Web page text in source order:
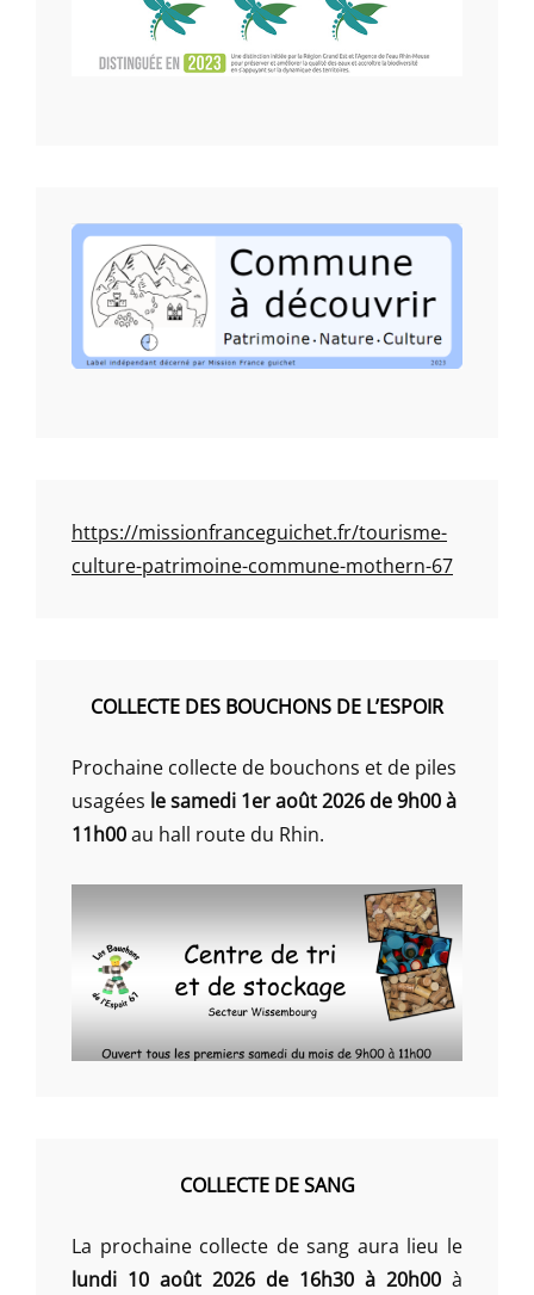
https://missionfranceguichet.fr/tourisme-
culture-patrimoine-commune-mothern-67
COLLECTE DES BOUCHONS DE L’ESPOIR
Prochaine collecte de bouchons et de piles
usagées le samedi 1er août 2026 de 9h00 à
11h00au hall route du Rhin.
COLLECTE DE SANG
La prochaine collecte de sang aura lieu le
lundi 10 août 2026 de 16h30 à 20h00 à